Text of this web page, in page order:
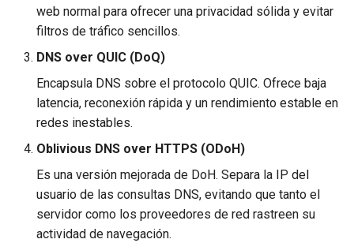
web normal para ofrecer una privacidad sólida y evitar
filtros de tráfico sencillos.
DNS over QUIC (DoQ)
Encapsula DNS sobre el protocolo QUIC. Ofrece baja
latencia, reconexión rápida y un rendimiento estable en
redes inestables.
Oblivious DNS over HTTPS (ODoH)
Es una versión mejorada de DoH. Separa la IP del
usuario de las consultas DNS, evitando que tanto el
servidor como los proveedores de red rastreen su
actividad de navegación.